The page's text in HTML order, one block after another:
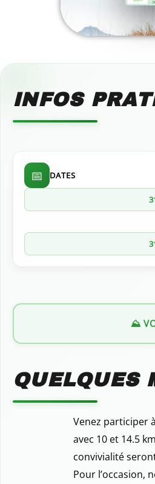
INFOS
📅 DATES
⛰️
QUELQUES
Venez participer
avec 10 et 14.5
convivialité
Pour l’occasion,